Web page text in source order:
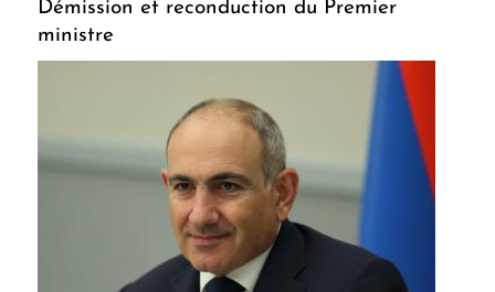
Démission et reconduction du Premier
ministre